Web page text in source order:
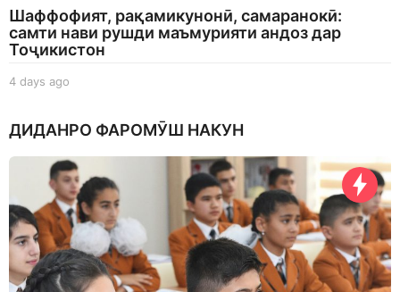
Шаффофият, рақамикунонӣ, самаранокӣ:
самти нави рушди маъмурияти андоз дар
Тоҷикистон
4 days ago
y
a
g
o
ДИДАНРО ФАРОМӮШ НАКУН